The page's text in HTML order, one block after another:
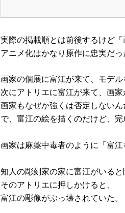
実際の掲載順とは前後するけど
アニメ化はかなり原作に忠実だっ
画家の個展に富江が来て、モデ
次にアトリエに富江が来て、画
画家もなぜか強くは否定しないん
で、富江の絵を描くのだけど、
画家は麻薬中毒者のように「富
知人の彫刻家の家に富江がいると
そのアトリエに押しかけると、
富江の彫像がぶっ壊されていた。